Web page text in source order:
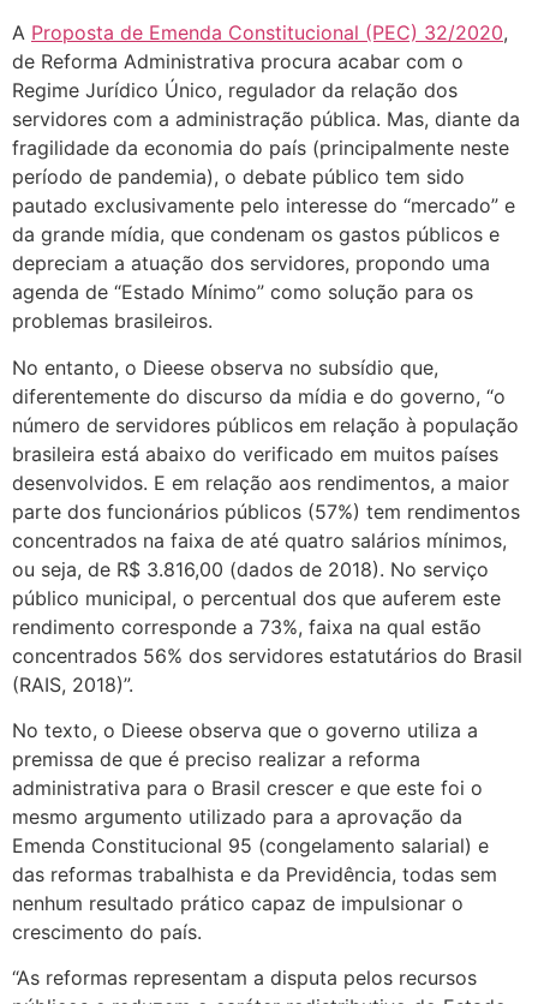
A Proposta de Emenda Constitucional (PEC) 32/2020,
de Reforma Administrativa procura acabar com o
Regime Jurídico Único, regulador da relação dos
servidores com a administração pública. Mas, diante da
fragilidade da economia do país (principalmente neste
período de pandemia), o debate público tem sido
pautado exclusivamente pelo interesse do “mercado” e
da grande mídia, que condenam os gastos públicos e
depreciam a atuação dos servidores, propondo uma
agenda de “Estado Mínimo” como solução para os
problemas brasileiros.
No entanto, o Dieese observa no subsídio que,
diferentemente do discurso da mídia e do governo, “o
número de servidores públicos em relação à população
brasileira está abaixo do verificado em muitos países
desenvolvidos. E em relação aos rendimentos, a maior
parte dos funcionários públicos (57%) tem rendimentos
concentrados na faixa de até quatro salários mínimos,
ou seja, de R$ 3.816,00 (dados de 2018). No serviço
público municipal, o percentual dos que auferem este
rendimento corresponde a 73%, faixa na qual estão
concentrados 56% dos servidores estatutários do Brasil
(RAIS, 2018)”.
No texto, o Dieese observa que o governo utiliza a
premissa de que é preciso realizar a reforma
administrativa para o Brasil crescer e que este foi o
mesmo argumento utilizado para a aprovação da
Emenda Constitucional 95 (congelamento salarial) e
das reformas trabalhista e da Previdência, todas sem
nenhum resultado prático capaz de impulsionar o
crescimento do país.
“As reformas representam a disputa pelos recursos